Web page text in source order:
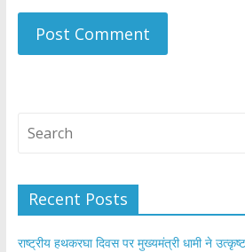
Recent Posts
राष्ट्रीय हथकरघा दिवस पर मुख्यमंत्री धामी ने